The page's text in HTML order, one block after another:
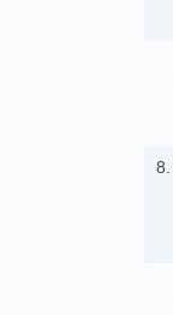
8.